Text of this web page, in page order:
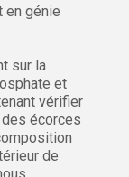
en génie
sur la
et
vérifier
écorces
de